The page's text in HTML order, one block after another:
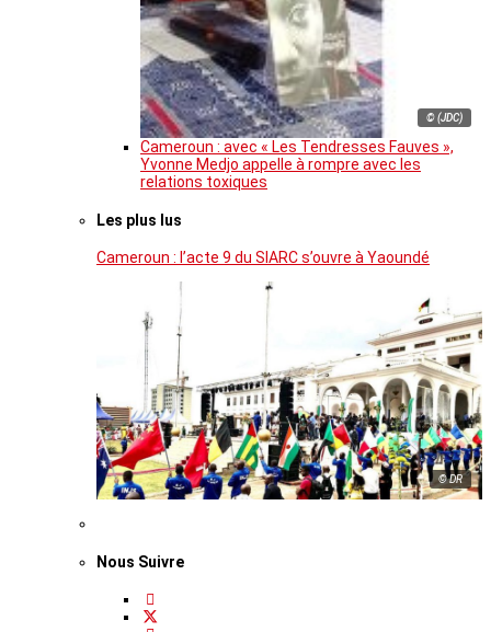
© (JDC)
Cameroun : avec « Les Tendresses Fauves »,
Yvonne Medjo appelle à rompre avec les
relations toxiques
Les plus lus
Cameroun : l’acte 9 du SIARC s’ouvre à Yaoundé
© DR
Nous Suivre